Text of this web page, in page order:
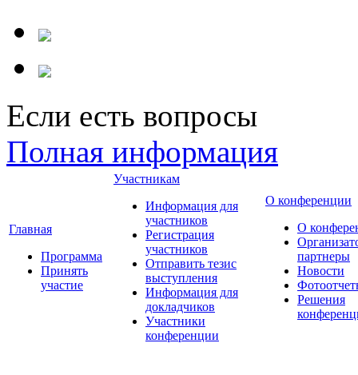
Если есть вопросы
Полная информация
Главная
Программа
Принять
участие
Участникам
Информация для
участников
Регистрация
участников
Отправить тезис
выступления
Информация для
докладчиков
Участники
конференции
О конференции
О
партнеры
Новости
Решения